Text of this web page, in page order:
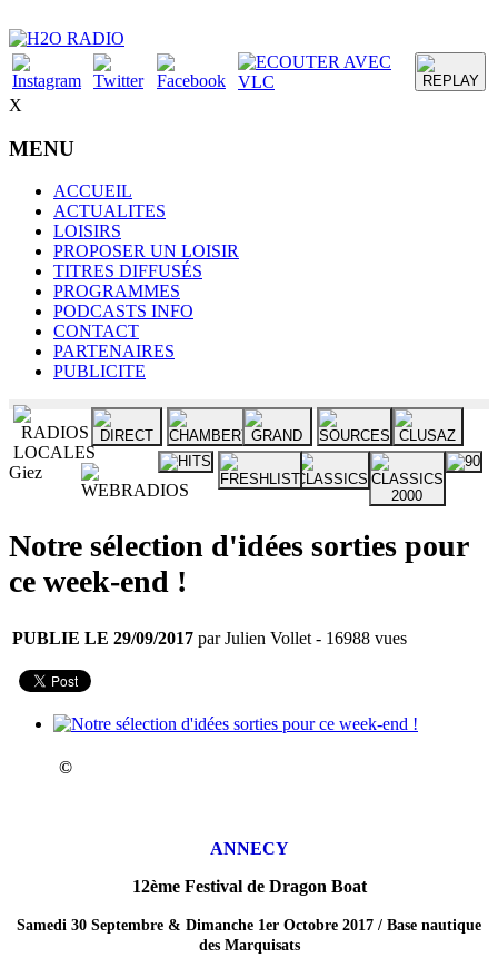
X
MENU
ACCUEIL
ACTUALITES
LOISIRS
PROPOSER UN LOISIR
TITRES DIFFUSÉS
PROGRAMMES
PODCASTS INFO
CONTACT
PARTENAIRES
PUBLICITE
Giez
Notre sélection d'idées sorties pour
ce week-end !
PUBLIE LE 29/09/2017 par Julien Vollet - 16988 vues
©
ANNECY
12ème Festival de Dragon Boat
Samedi 30 Septembre & Dimanche 1er Octobre 2017 / Base nautique
des Marquisats